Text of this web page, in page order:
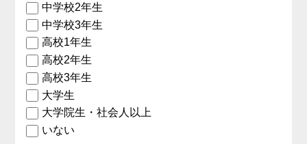
中学校2年生
中学校3年生
高校1年生
高校2年生
高校3年生
大学生
大学院生・社会人以上
いない